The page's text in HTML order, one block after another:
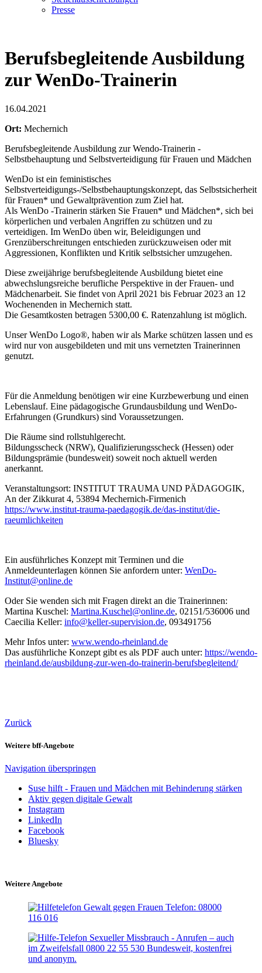
Presse
Berufsbegleitende Ausbildung
zur WenDo-Trainerin
16.04.2021
Ort: Mechernich
Berufsbegleitende Ausbildung zur Wendo-Trainerin -
Selbstbehauptung und Selbstverteidigung für Frauen und Mädchen
WenDo ist ein feministisches
Selbstverteidigungs-/Selbstbehauptungskonzept, das Selbstsicherheit
für Frauen* und Gewaltprävention zum Ziel hat.
Als WenDo -Trainerin stärken Sie Frauen* und Mädchen*, sich bei
körperlichen und verbalen Angriffen zu schützen und zu
verteidigen. Im WenDo üben wir, Beleidigungen und
Grenzüberschreitungen entschieden zurückzuweisen oder mit
Aggressionen, Konflikten und Kritik selbstsicher umzugehen.
Diese zweijährige berufsbegleitende Ausbildung bietet eine
abwechslungsreiche berufliche Perspektive in der Frauen- und
Mädchenarbeit. Sie findet von April 2021 bis Februar 2023 an 12
Wochenenden in Mechernich statt.
Die Gesamtkosten betragen 5300,00 €. Ratenzahlung ist möglich.
Unser WenDo Logo®, haben wir als Marke schützen lassen und es
wird nur von ausgebildeten und mit uns vernetzten Trainerinnen
genutzt.
Für die Anmeldung benötigen wir eine Kurzbewerbung und einen
Lebenslauf. Eine pädagogische Grundausbildung und WenDo-
Erfahrungen (Grundkurs) sind Voraussetzungen.
Die Räume sind rollstuhlgerecht.
Bildungsscheck (NRW), Qualifizierungsscheck (Hessen) oder
Bildungsprämie (bundesweit) soweit noch aktuell werden
anerkannt.
Veranstaltungsort: INSTITUT TRAUMA UND PÄDAGOGIK,
An der Zikkurat 4, 53894 Mechernich-Firmenich
https://www.institut-trauma-paedagogik.de/das-institut/die-
raeumlichkeiten
Ein ausführliches Konzept mit Terminen und die
Anmeldeunterlagen können Sie anfordern unter: WenDo-
Institut@online.de
Oder Sie wenden sich mit Fragen direkt an die Trainerinnen:
Martina Kuschel: Martina.Kuschel@online.de, 02151/536006 und
Caecilia Keller: info@keller-supervision.de, 093491756
Mehr Infos unter: www.wendo-rheinland.de
Das ausführliche Konzept gibt es als PDF auch unter: https://wendo-
rheinland.de/ausbildung-zur-wen-do-trainerin-berufsbegleitend/
Zurück
Weitere bff-Angebote
Navigation überspringen
Suse hilft - Frauen und Mädchen mit Behinderung stärken
Aktiv gegen digitale Gewalt
Instagram
LinkedIn
Facebook
Bluesky
Weitere Angebote